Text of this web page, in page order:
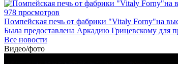
978 просмотров
Помпейская печь от фабрики "Vitaly Forny"на
Была предоставлена Аркадию Грицевскому для
Все новости
Видео/фото